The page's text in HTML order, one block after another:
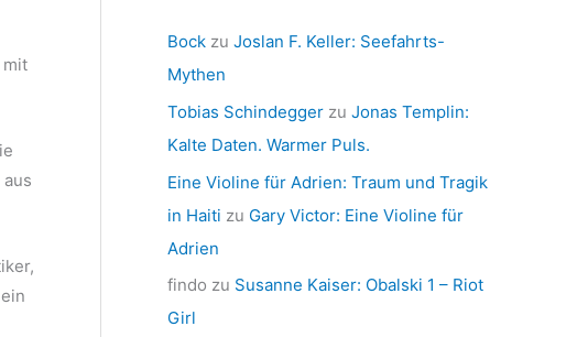
mit
Bock zu Joslan F. Keller: Seefahrts-
Mythen
Tobias Schindegger zu Jonas Templin:
Kalte Daten. Warmer Puls.
Eine Violine für Adrien: Traum und Tragik
in Haiti zu Gary Victor: Eine Violine für
Adrien
findo zu Susanne Kaiser: Obalski 1 – Riot
Girl